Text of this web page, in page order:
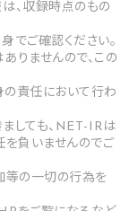
、収録時点のもの
でご確認ください。
りませんので、この
責任において行わ
しても、NET-IRは
を負いませんのでご
等の一切の行為を